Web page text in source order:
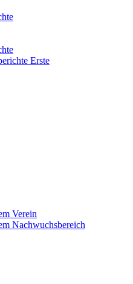
Erste
Verein
Nachwuchsbereich